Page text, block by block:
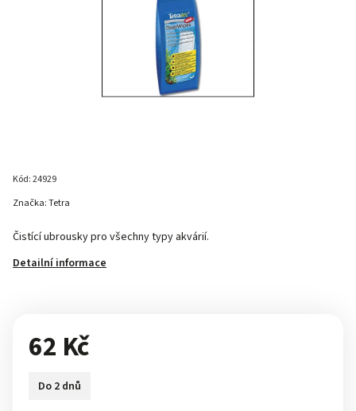
Kód:24929
Čistící ubrousky pro všechny typy akvárií.
Detailní informace
Značka:Tetra
62 Kč
Do 2 dnů